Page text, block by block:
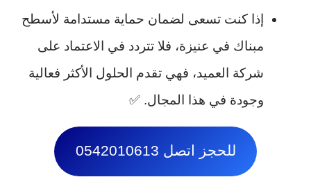
إذا كنت تسعى لضمان حماية مستدامة لأسطح
مبناك في عنيزة، فلا تتردد في الاعتماد على
شركة العميد، فهي تقدم الحلول الأكثر فعالية
وجودة في هذا المجال. ✅
للحجز اتصل 0542010613